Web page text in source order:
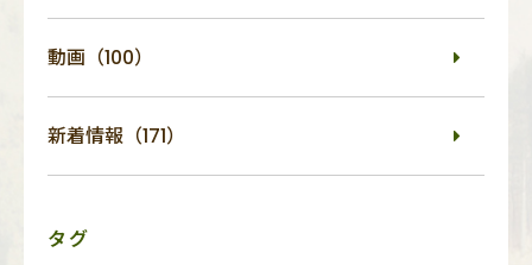
動画（100）
新着情報（171）
タグ